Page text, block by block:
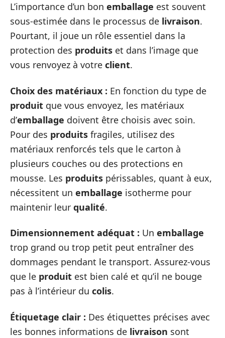
L’importance d’un bon emballage est souvent
sous-estimée dans le processus de livraison.
Pourtant, il joue un rôle essentiel dans la
protection des produits et dans l’image que
vous renvoyez à votre client.
Choix des matériaux : En fonction du type de
produit que vous envoyez, les matériaux
d’emballage doivent être choisis avec soin.
Pour des produits fragiles, utilisez des
matériaux renforcés tels que le carton à
plusieurs couches ou des protections en
mousse. Les produits périssables, quant à eux,
nécessitent un emballage isotherme pour
maintenir leur qualité.
Dimensionnement adéquat : Un emballage
trop grand ou trop petit peut entraîner des
dommages pendant le transport. Assurez-vous
que le produit est bien calé et qu’il ne bouge
pas à l’intérieur du colis.
Étiquetage clair : Des étiquettes précises avec
les bonnes informations de livraison sont